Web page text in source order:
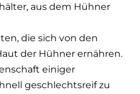
aus dem Hühner
die sich von den
der Hühner ernähren.
einiger
geschlechtsreif zu